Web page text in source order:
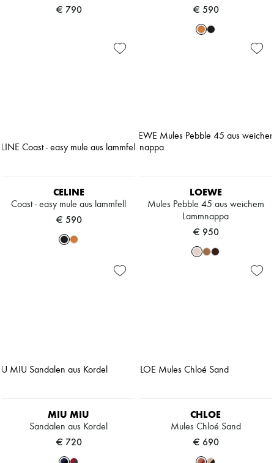
€ 790 € 590
CELINE
Coast - easy mule aus lammfell
€ 590
LOEWE
Mules Pebble 45 aus weichem
Lammnappa
€ 950
MIU MIU
Sandalen aus Kordel
€ 720
CHLOE
Mules Chloé Sand
€ 690